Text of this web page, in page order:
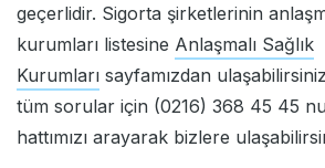
geçerlidir. Sigorta şirketlerinin
kurumları listesine Anlaşmalı Sağlık
Kurumları sayfamızdan
tüm sorular için (0216) 368 45 45
hattımızı arayarak bizlere